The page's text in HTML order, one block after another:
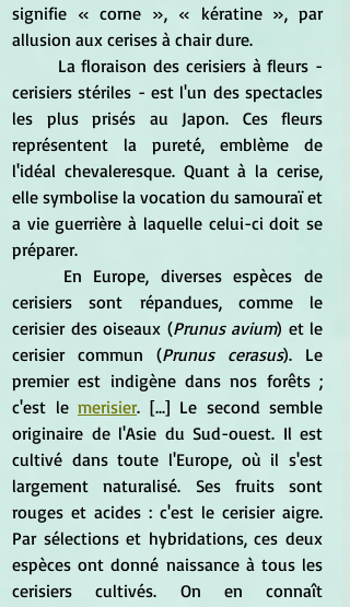
signifie « corne », « kératine », par
allusion aux cerises à chair dure.
cerisiers stériles - est l'un des spectacles
les plus prisés au Japon. Ces fleurs
représentent la pureté, emblème de
l'idéal chevaleresque. Quant à la cerise,
elle symbolise la vocation du samouraï et
a vie guerrière à laquelle celui-ci doit se
préparer.
cerisiers sont répandues, comme le
cerisier des oiseaux (Prunus avium) et le
cerisier commun (Prunus cerasus). Le
premier est indigène dans nos forêts ;
c'est le merisier. [...] Le second semble
originaire de l'Asie du Sud-ouest. Il est
cultivé dans toute l'Europe, où il s'est
largement naturalisé. Ses fruits sont
rouges et acides : c'est le cerisier aigre.
Par sélections et hybridations, ces deux
espèces ont donné naissance à tous les
cerisiers cultivés. On en connaît